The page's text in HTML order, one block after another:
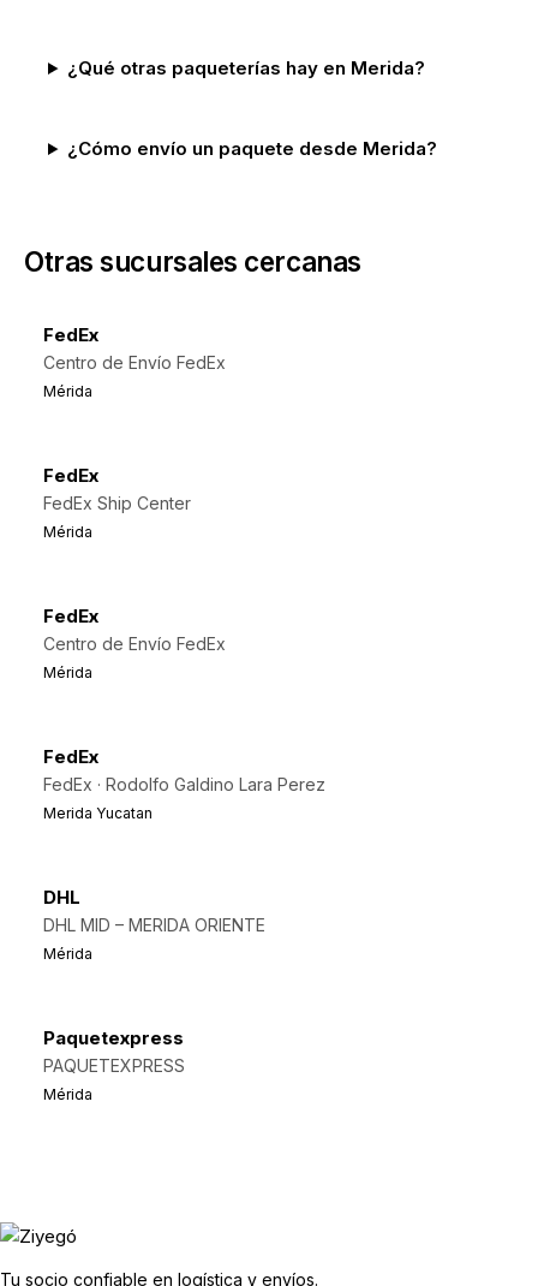
¿Qué otras paqueterías hay en Merida?
¿Cómo envío un paquete desde Merida?
Otras sucursales cercanas
FedEx
Centro de Envío FedEx
Mérida
FedEx
FedEx Ship Center
Mérida
FedEx
Centro de Envío FedEx
Mérida
FedEx
FedEx · Rodolfo Galdino Lara Perez
Merida Yucatan
DHL
DHL MID – MERIDA ORIENTE
Mérida
Paquetexpress
PAQUETEXPRESS
Mérida
Tu socio confiable en logística y envíos.